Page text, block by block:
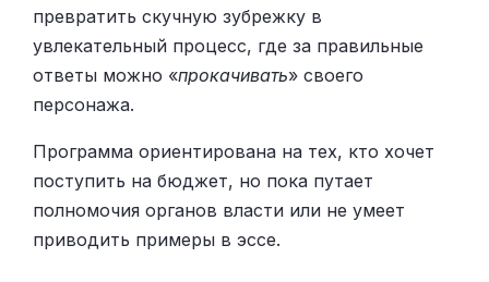
превратить скучную зубрежку в
увлекательный процесс, где за правильные
ответы можно «прокачивать» своего
персонажа.
Программа ориентирована на тех, кто хочет
поступить на бюджет, но пока путает
полномочия органов власти или не умеет
приводить примеры в эссе.